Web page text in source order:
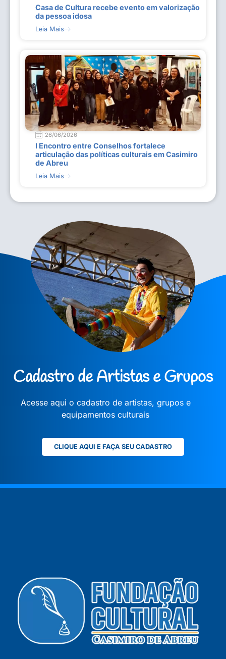
Casa de Cultura recebe evento em valorização
da pessoa idosa
Leia Mais
26/06/2026
I Encontro entre Conselhos fortalece
articulação das políticas culturais em Casimiro
de Abreu
Leia Mais
Cadastro de Artistas e Grupos
Acesse aqui o cadastro de artistas, grupos e
equipamentos culturais
CLIQUE AQUI E FAÇA SEU CADASTRO